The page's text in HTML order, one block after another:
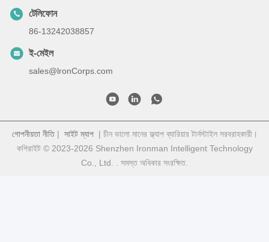
টেলিফোন
86-13242038857
ই-মেইল
sales@lronCorps.com
গোপনীয়তা নীতি| সাইট ম্যাপ| চীন ভালো মানের ফ্ল্যাপ ব্যারিয়ার টার্নস্টাইল সরবরাহকারী।
কপিরাইট © 2023-2026 Shenzhen Ironman Intelligent Technology
Co., Ltd. . সমস্ত অধিকার সংরক্ষিত.